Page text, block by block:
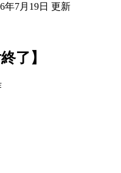
年7月19日 更新
了】